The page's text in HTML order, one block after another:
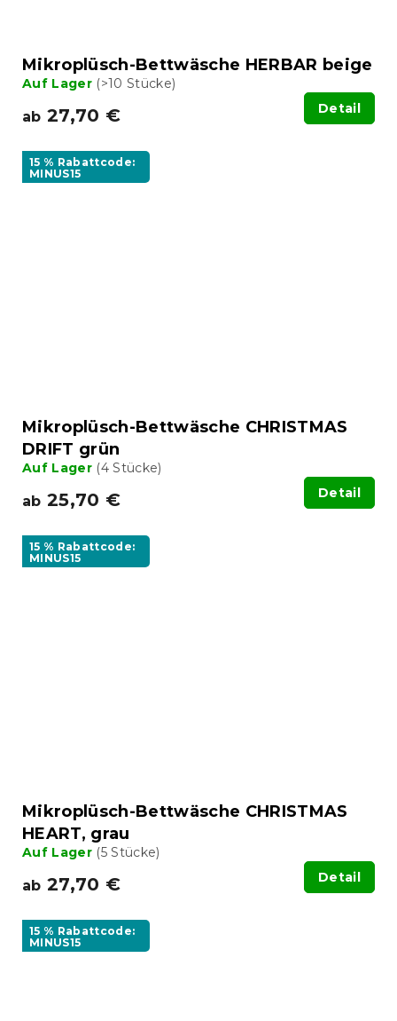
Mikroplüsch-Bettwäsche HERBAR beige
Auf Lager (>10 Stücke)
ab 27,70 € Detail
15 % Rabattcode:
MINUS15
Mikroplüsch-Bettwäsche CHRISTMAS
DRIFT grün
Auf Lager (4 Stücke)
ab 25,70 € Detail
15 % Rabattcode:
MINUS15
Mikroplüsch-Bettwäsche CHRISTMAS
HEART, grau
Auf Lager (5 Stücke)
ab 27,70 € Detail
15 % Rabattcode:
MINUS15